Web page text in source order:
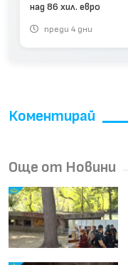
над 86 хил. евро
преди 4 дни
Коментирай
Още от Новини